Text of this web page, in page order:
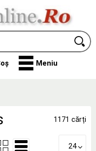
Meniu
1171 cărți
24